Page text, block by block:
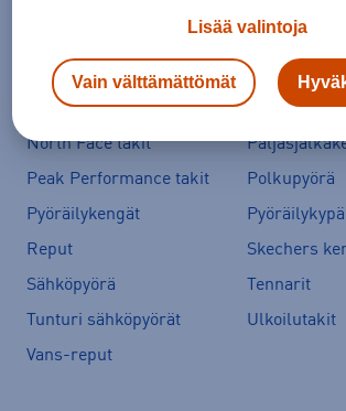
Lasten pyörä
Maastopyörä
New Balance 530
New
North Face takit
Peak Performance takit
Polkupyörä
Pyöräilykengät
Reput
Skechers
Sähköpyörä
Tennarit
Tunturi sähköpyörät
Ulkoilutakit
Vans-reput
Lisää valintoja
Vain välttämättömät